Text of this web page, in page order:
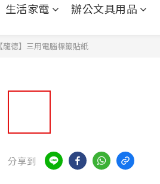
生活家電 辦公文具用品
【龍德】三用電腦標籤貼紙
分享到